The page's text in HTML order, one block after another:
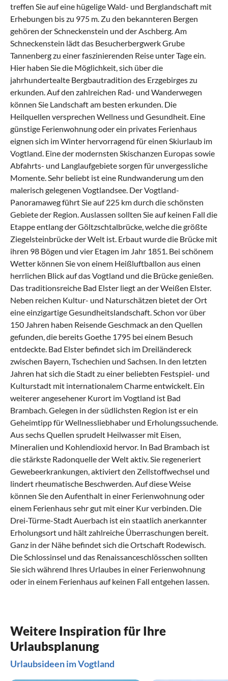
treffen Sie auf eine hügelige Wald- und Berglandschaft mit
Erhebungen bis zu 975 m. Zu den bekannteren Bergen
gehören der Schneckenstein und der Aschberg. Am
Schneckenstein lädt das Besucherbergwerk Grube
Tannenberg zu einer faszinierenden Reise unter Tage ein.
Hier haben Sie die Möglichkeit, sich über die
jahrhundertealte Bergbautradition des Erzgebirges zu
erkunden. Auf den zahlreichen Rad- und Wanderwegen
können Sie Landschaft am besten erkunden. Die
Heilquellen versprechen Wellness und Gesundheit. Eine
günstige Ferienwohnung oder ein privates Ferienhaus
eignen sich im Winter hervorragend für einen Skiurlaub im
Vogtland. Eine der modernsten Skischanzen Europas sowie
Abfahrts- und Langlaufgebiete sorgen für unvergessliche
Momente. Sehr beliebt ist eine Rundwanderung um den
malerisch gelegenen Vogtlandsee. Der Vogtland-
Panoramaweg führt Sie auf 225 km durch die schönsten
Gebiete der Region. Auslassen sollten Sie auf keinen Fall die
Etappe entlang der Göltzschtalbrücke, welche die größte
Ziegelsteinbrücke der Welt ist. Erbaut wurde die Brücke mit
ihren 98 Bögen und vier Etagen im Jahr 1851. Bei schönem
Wetter können Sie von einem Heißluftballon aus einen
herrlichen Blick auf das Vogtland und die Brücke genießen.
Das traditionsreiche Bad Elster liegt an der Weißen Elster.
Neben reichen Kultur- und Naturschätzen bietet der Ort
eine einzigartige Gesundheitslandschaft. Schon vor über
150 Jahren haben Reisende Geschmack an den Quellen
gefunden, die bereits Goethe 1795 bei einem Besuch
entdeckte. Bad Elster befindet sich im Dreiländereck
zwischen Bayern, Tschechien und Sachsen. In den letzten
Jahren hat sich die Stadt zu einer beliebten Festspiel- und
Kulturstadt mit internationalem Charme entwickelt. Ein
weiterer angesehener Kurort im Vogtland ist Bad
Brambach. Gelegen in der südlichsten Region ist er ein
Geheimtipp für Wellnessliebhaber und Erholungssuchende.
Aus sechs Quellen sprudelt Heilwasser mit Eisen,
Mineralien und Kohlendioxid hervor. In Bad Brambach ist
die stärkste Radonquelle der Welt aktiv. Sie regeneriert
Gewebeerkrankungen, aktiviert den Zellstoffwechsel und
lindert rheumatische Beschwerden. Auf diese Weise
können Sie den Aufenthalt in einer Ferienwohnung oder
einem Ferienhaus sehr gut mit einer Kur verbinden. Die
Drei-Türme-Stadt Auerbach ist ein staatlich anerkannter
Erholungsort und hält zahlreiche Überraschungen bereit.
Ganz in der Nähe befindet sich die Ortschaft Rodewisch.
Die Schlossinsel und das Renaissanceschlösschen sollten
Sie sich während Ihres Urlaubes in einer Ferienwohnung
oder in einem Ferienhaus auf keinen Fall entgehen lassen.
Ob das Wintersport- und Musikmuseum inKlingenthal
heilenden Quellen in Bad Brambach und Bad Elster oder die
neben faszinierenden Sehenswürdigkeiten eine
Schon eine Idee für Ihren Urlaub mit Kindern?
Fragt man Kinder, was sie am liebsten machen möchten,
zusammen etwas unternehmen: Erlebnisbad, Spiele in freier
Kulinarische Köstlichkeiten aus dem Vogtland
In ganz Deutschland beliebt sind Klassiker aus Sachsen wie
vielen weitere regionale Köstlichkeiten wie Pulsnitzer
Kultur erleben im Vogtland
Das Vogtland ist weltweit bekannt für die Handwerkskunst
sogenannten Mundwinkel, werden seit dem 17.
So kommen Sie ins Vogtland
Zu Ihrer Ferienwohnung oder Ihrem Ferienhaus im
Flugzeug. Über das Autobahnnetz kommen Sie schnell und
Weitere Inspiration für Ihre
Urlaubsplanung
Urlaubsideen im Vogtland